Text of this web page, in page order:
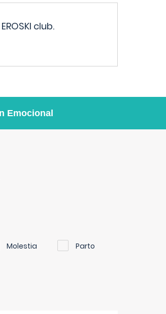
club.
Emocional
Molestia Parto